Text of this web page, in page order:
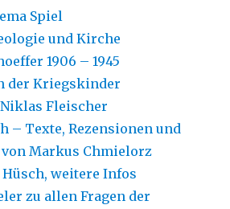
Spiel
und Kirche
1906 – 1945
der Kriegskinder
Fleischer
– Texte, Rezensionen und
Markus Chmielorz
weitere Infos
zu allen Fragen der